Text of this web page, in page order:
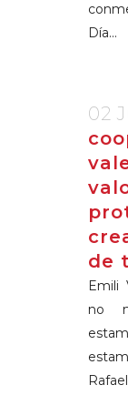
Día...
02
de
Emili
no